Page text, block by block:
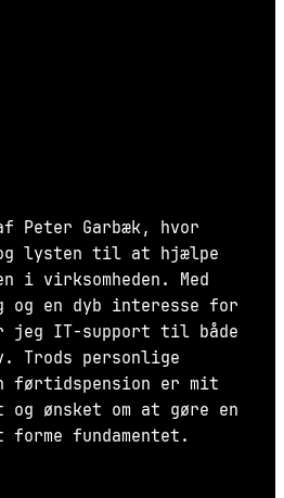
Peter Garbæk, hvor
lysten til at hjælpe
i virksomheden. Med
og en dyb interesse for
jeg IT-support til både
Trods personlige
førtidspension er mit
og ønsket om at gøre en
fundamentet.